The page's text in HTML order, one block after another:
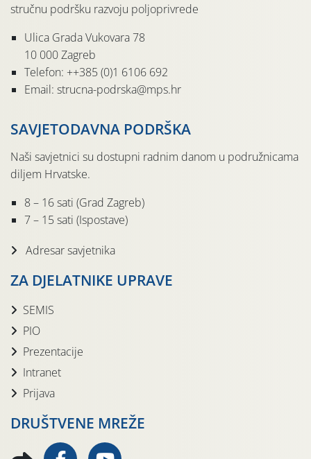
stručnu podršku razvoju poljoprivrede
Ulica Grada Vukovara 78
10 000 Zagreb
Telefon: ++385 (0)1 6106 692
Email: strucna-podrska@mps.hr
SAVJETODAVNA PODRŠKA
Naši savjetnici su dostupni radnim danom u podružnicama
diljem Hrvatske.
8 – 16 sati (Grad Zagreb)
7 – 15 sati (Ispostave)
Adresar savjetnika
ZA DJELATNIKE UPRAVE
SEMIS
PIO
Prezentacije
Intranet
Prijava
DRUŠTVENE MREŽE